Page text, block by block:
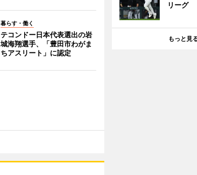
暮らす・働く
テコンドー日本代表選出の岩
城海翔選手、「豊田市わがま
ちアスリート」に認定
リーグ
もっと見